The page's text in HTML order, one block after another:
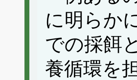
に明らか
での採餌
養循環を